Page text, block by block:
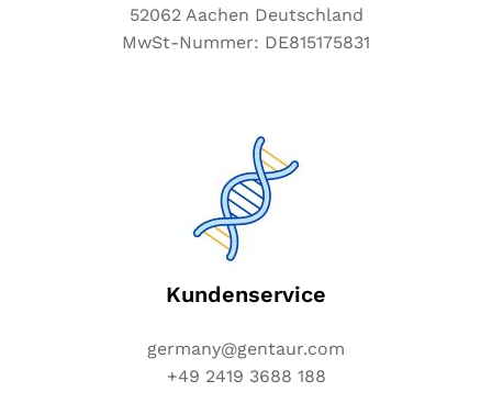
52062 Aachen Deutschland
MwSt-Nummer: DE815175831
Kundenservice
germany@gentaur.com
+49 2419 3688 188